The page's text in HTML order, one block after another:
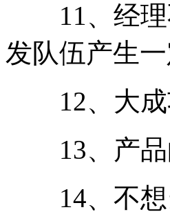
11、经理
发队伍产生
12、大成
13、产品
14、不想